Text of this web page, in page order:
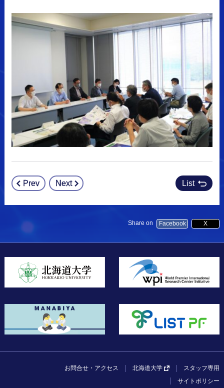
Post
navigation
Prev Next List
Share on Facebook X
お問合せ・アクセス 北海道大学
スタッフ専用
サイトポリシー